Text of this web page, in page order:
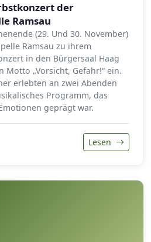
der
Ramsau
(29. Und 30. November)
Ramsau zu ihrem
in den Bürgersaal Haag
Motto „Vorsicht, Gefahr!“ ein.
erlebten an zwei Abenden
Programm, das
geprägt war.
Lesen